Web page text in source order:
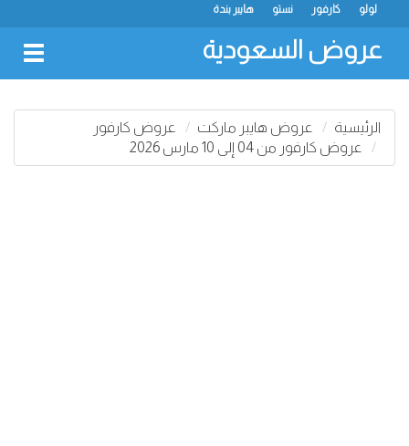
هايبر بندة نستو كارفور لولو
عروض السعودية
الرئيسية عروض هايبر ماركت
عروض كارفور
عروض كارفور من 04 إلى 10 مارس 2026